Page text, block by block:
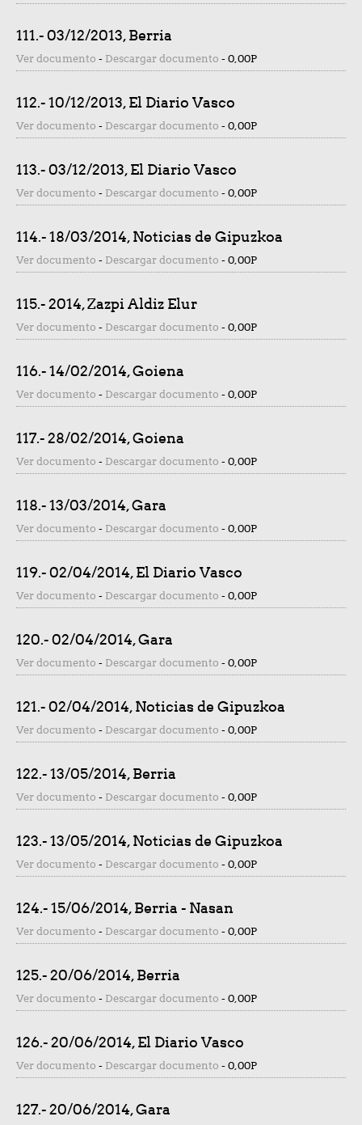
111.- 03/12/2013, Berria
Ver documento - Descargar documento - 0,00P
112.- 10/12/2013, El Diario Vasco
Ver documento - Descargar documento - 0,00P
113.- 03/12/2013, El Diario Vasco
Ver documento - Descargar documento - 0,00P
114.- 18/03/2014, Noticias de Gipuzkoa
Ver documento - Descargar documento - 0,00P
115.- 2014, Zazpi Aldiz Elur
Ver documento - Descargar documento - 0,00P
116.- 14/02/2014, Goiena
Ver documento - Descargar documento - 0,00P
117.- 28/02/2014, Goiena
Ver documento - Descargar documento - 0,00P
118.- 13/03/2014, Gara
Ver documento - Descargar documento - 0,00P
119.- 02/04/2014, El Diario Vasco
Ver documento - Descargar documento - 0,00P
120.- 02/04/2014, Gara
Ver documento - Descargar documento - 0,00P
121.- 02/04/2014, Noticias de Gipuzkoa
Ver documento - Descargar documento - 0,00P
122.- 13/05/2014, Berria
Ver documento - Descargar documento - 0,00P
123.- 13/05/2014, Noticias de Gipuzkoa
Ver documento - Descargar documento - 0,00P
124.- 15/06/2014, Berria - Nasan
Ver documento - Descargar documento - 0,00P
125.- 20/06/2014, Berria
Ver documento - Descargar documento - 0,00P
126.- 20/06/2014, El Diario Vasco
Ver documento - Descargar documento - 0,00P
127.- 20/06/2014, Gara